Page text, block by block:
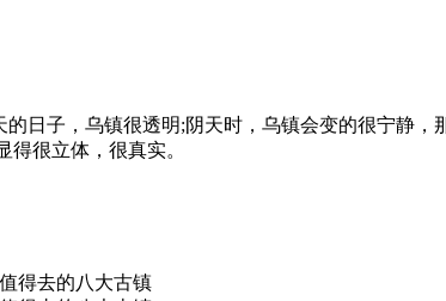
日子，乌镇很透明;阴天时，乌镇会变的很宁静，
很立体，很真实。